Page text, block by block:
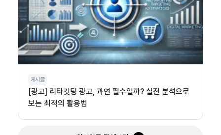
게시글
[광고] 리타깃팅 광고, 과연 필수일까? 실전 분석으로
보는 최적의 활용법